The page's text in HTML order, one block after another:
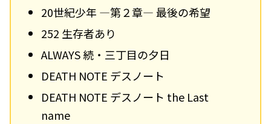
20世紀少年 ―第２章― 最後の希望
252 生存者あり
ALWAYS 続・三丁目の夕日
DEATH NOTE デスノート
DEATH NOTE デスノート the Last
name